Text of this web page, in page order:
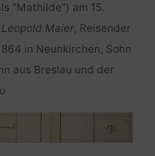
“Mathilde”) am 15.
Leopold Maier, Reisender
in Neunkirchen, Sohn
aus Breslau und der